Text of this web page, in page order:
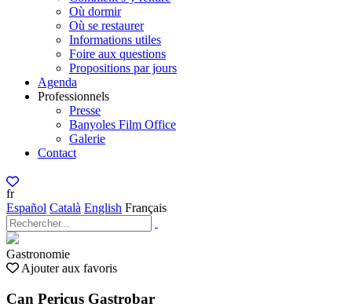
Où dormir
Où se restaurer
Informations utiles
Foire aux questions
Propositions par jours
Agenda
Professionnels
Presse
Banyoles Film Office
Galerie
Contact
fr
Español Català English Français
Gastronomie
Ajouter aux favoris
Can Pericus Gastrobar